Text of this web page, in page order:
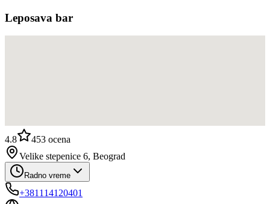
Leposava bar
4.8 453 ocena
Velike stepenice 6, Beograd
Radno vreme
+381114120401